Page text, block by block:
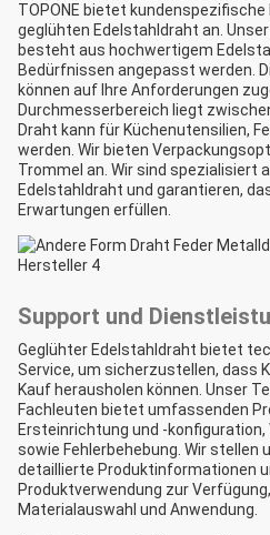
TOPONE bietet
geglühten Edelstahldraht an.
besteht aus hochwertigem
Bedürfnissen angepasst werden.
können auf Ihre Anforderungen
Durchmesserbereich liegt
Draht kann für Küchenutensilien,
werden. Wir bieten
Trommel an. Wir sind spezialisiert
Edelstahldraht und garantieren,
Erwartungen erfüllen.
Support und
Geglühter Edelstahldraht bietet
Service, um sicherzustellen, dass
Kauf herausholen können. Unser
Fachleuten bietet umfassenden
Ersteinrichtung und -
sowie Fehlerbehebung. Wir stellen
detaillierte Produktinformationen
Produktverwendung zur
Materialauswahl und Anwendung.